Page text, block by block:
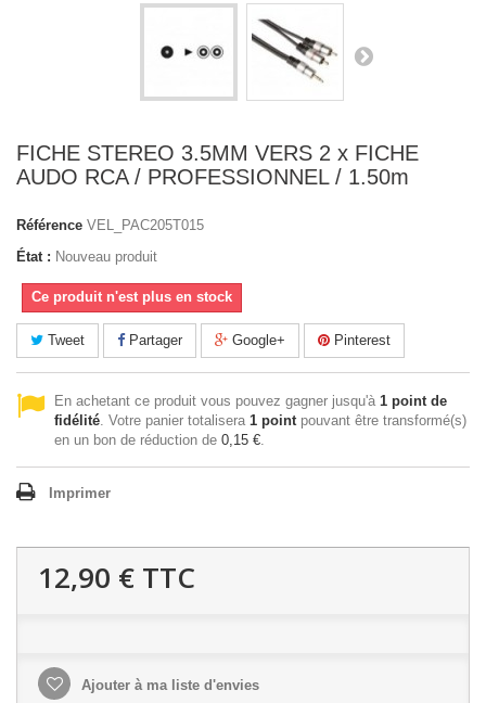
FICHE STEREO 3.5MM VERS 2 x FICHE
AUDO RCA / PROFESSIONNEL / 1.50m
Référence VEL_PAC205T015
État : Nouveau produit
Ce produit n'est plus en stock
Tweet Partager Google+ Pinterest
En achetant ce produit vous pouvez gagner jusqu'à 1 point de
fidélité. Votre panier totalisera 1 pointpouvant être transformé(s)
en un bon de réduction de 0,15 €.
Imprimer
12,90 € TTC
Ajouter à ma liste d'envies